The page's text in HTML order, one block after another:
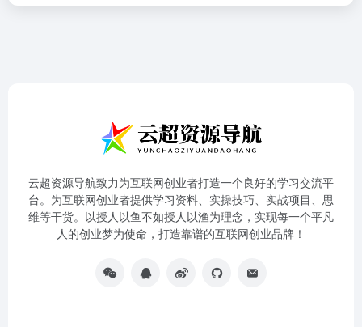
云超资源导航致力为互联网创业者打造一个良好的学习交流平
台。为互联网创业者提供学习资料、实操技巧、实战项目、思
维等干货。以授人以鱼不如授人以渔为理念，实现每一个平凡
人的创业梦为使命，打造靠谱的互联网创业品牌！